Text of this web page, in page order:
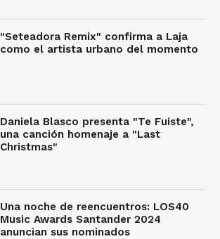
"Seteadora Remix" confirma a Laja
como el artista urbano del momento
Daniela Blasco presenta "Te Fuiste",
una canción homenaje a "Last
Christmas"
Una noche de reencuentros: LOS40
Music Awards Santander 2024
anuncian sus nominados